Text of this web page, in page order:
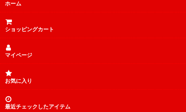
ホーム
ショッピングカート
マイページ
お気に入り
最近チェックしたアイテム